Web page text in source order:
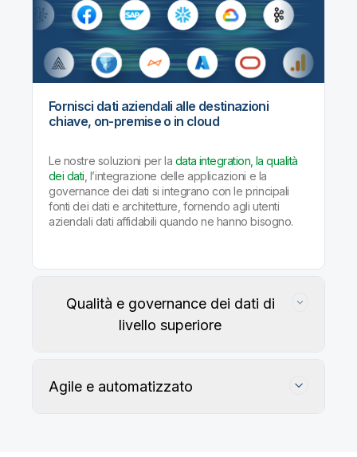
Fornisci dati aziendali alle destinazioni
chiave, on-premise o in cloud
Le nostre soluzioni per la data integration, la qualità
dei dati , l’integrazione delle applicazioni e la
governance dei dati si integrano con le principali
fonti dei dati e architetture, fornendo agli utenti
aziendali dati affidabili quando ne hanno bisogno.
Qualità e governance dei dati di
livello superiore
Agile e automatizzato